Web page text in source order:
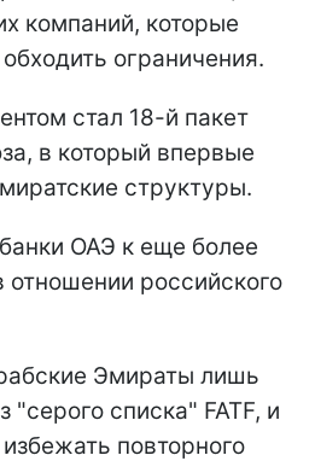
компаний, которые
ограничения.
стал 18-й пакет
в который впервые
структуры.
ОАЭ к еще более
российского
Эмираты лишь
списка" FATF, и
повторного